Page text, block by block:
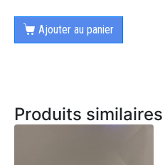
Ajouter au panier
Produits similaires